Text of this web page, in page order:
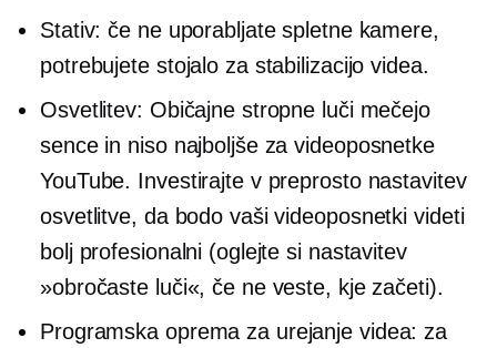
Stativ: če ne uporabljate spletne kamere,
potrebujete stojalo za stabilizacijo videa.
Osvetlitev: Običajne stropne luči mečejo
sence in niso najboljše za videoposnetke
YouTube. Investirajte v preprosto nastavitev
osvetlitve, da bodo vaši videoposnetki videti
bolj profesionalni (oglejte si nastavitev
»obročaste luči«, če ne veste, kje začeti).
Programska oprema za urejanje videa: za